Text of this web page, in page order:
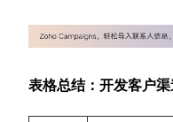
表格总结：开发客户